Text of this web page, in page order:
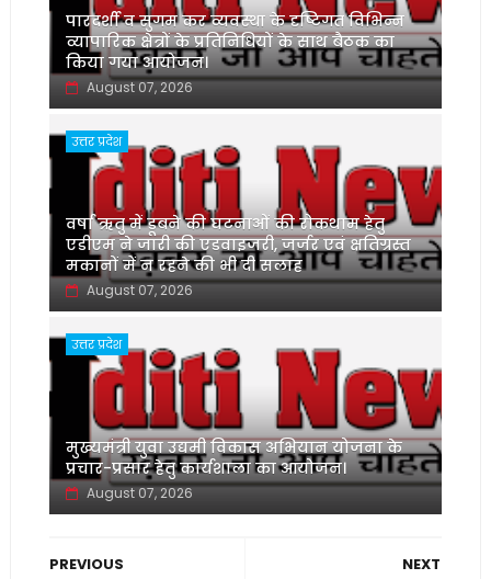
पारदर्शी व सुगम कर व्यवस्था के दृष्टिगत विभिन्न
व्यापारिक क्षेत्रों के प्रतिनिधियों के साथ बैठक का
किया गया आयोजन।
August 07, 2026
उत्तर प्रदेश
वर्षा ऋतु में डूबने की घटनाओं की रोकथाम हेतु
एडीएम ने जारी की एडवाइजरी, जर्जर एवं क्षतिग्रस्त
मकानों में न रहने की भी दी सलाह
August 07, 2026
उत्तर प्रदेश
मुख्यमंत्री युवा उद्यमी विकास अभियान योजना के
प्रचार-प्रसार हेतु कार्यशाला का आयोजन।
August 07, 2026
NEXT
PREVIOUS